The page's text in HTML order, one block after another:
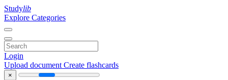
Studylib
Explore Categories
Login
Upload document Create flashcards
×